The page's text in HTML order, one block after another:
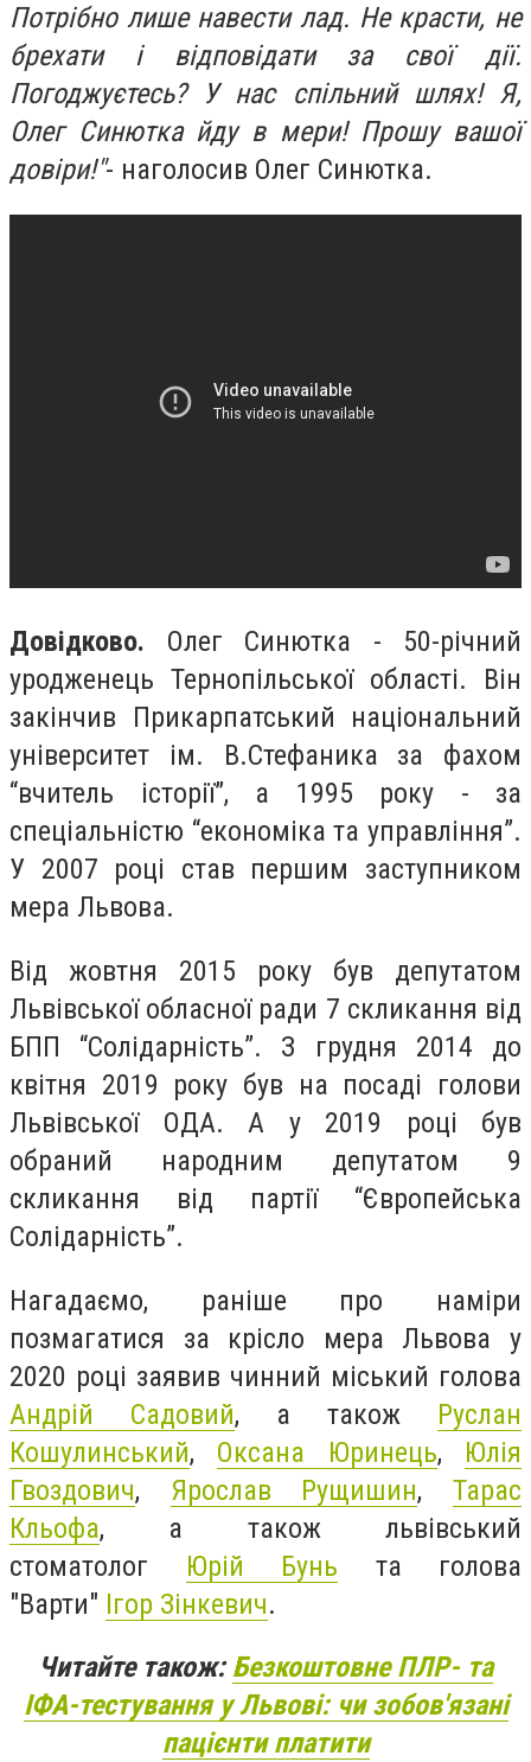
Потрібно лише навести лад. Не красти, не
брехати і відповідати за свої дії.
Погоджуєтесь? У нас спільний шлях! Я,
Олег Синютка йду в мери! Прошу вашої
довіри!"- наголосив Олег Синютка.
Довідково. Олег Синютка - 50-річний
уродженець Тернопільської області. Він
закінчив Прикарпатський національний
університет ім. В.Стефаника за фахом
“вчитель історії”, а 1995 року - за
спеціальністю “економіка та управління”.
У 2007 році став першим заступником
мера Львова.
Від жовтня 2015 року був депутатом
Львівської обласної ради 7 скликання від
БПП “Солідарність”. З грудня 2014 до
квітня 2019 року був на посаді голови
Львівської ОДА. А у 2019 році був
обраний народним депутатом 9
скликання від партії “Європейська
Солідарність”.
Нагадаємо, раніше про наміри
позмагатися за крісло мера Львова у
2020 році заявив чинний міський голова
Андрій Садовий, а також Руслан
Кошулинський, Оксана Юринець, Юлія
Гвоздович, Ярослав Рущишин,Тарас
Кльофа, а також львівський
стоматолог Юрій Бунь та голова
"Варти" Ігор Зінкевич.
Читайте також:Безкоштовне ПЛР- та
ІФА-тестування у Львові: чи зобов'язані
пацієнти платити